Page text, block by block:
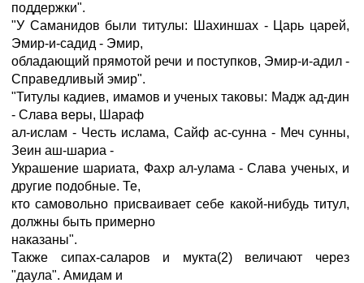
поддержки".
"У Саманидов были титулы: Шахиншах - Царь царей,
Эмир-и-садид - Эмир,
обладающий прямотой речи и поступков, Эмир-и-адил -
Справедливый эмир".
"Титулы кадиев, имамов и ученых таковы: Мадж ад-дин
- Слава веры, Шараф
ал-ислам - Честь ислама, Сайф ас-сунна - Меч сунны,
Зеин аш-шариа -
Украшение шариата, Фахр ал-улама - Слава ученых, и
другие подобные. Те,
кто самовольно присваивает себе какой-нибудь титул,
должны быть примерно
наказаны".
Также сипах-саларов и мукта(2) величают через
"даула". Амидам и